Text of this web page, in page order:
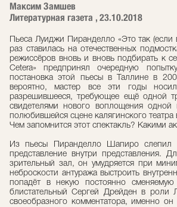
Максим Замшев
Литературная газета , 23.10.2018
Пьеса Луиджи Пиранделло «Это так (если
раз ставилась на отечественных
режиссёров вновь и вновь подбирать к
Cetera» предпринял очередную
постановка этой пьесы в Таллине в
вероятно, мастер все эти годы
разрешившееся, требующее ещё одной
свидетелями нового воплощения
полюбившейся сцене калягинского
Чем запомнится этот спектакль? Какими
Из пьесы Пиранделло Шапиро слепил
представление внутри представления.
зрительный зал, он умудряется при
неброскости антуража выстроить
попадёт в некую постоянно
блистательный Сергей Дрейден в роли
своеобразного комментатора, именно